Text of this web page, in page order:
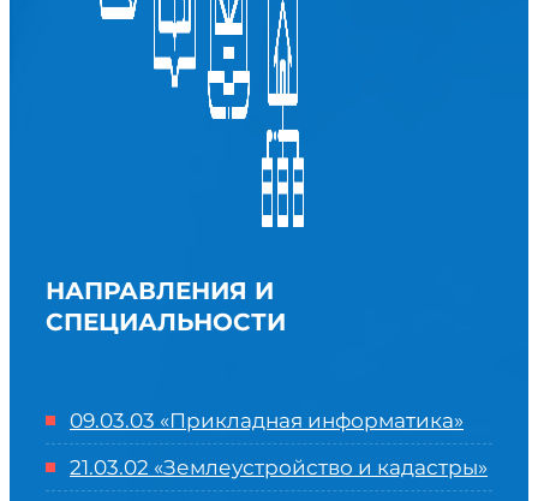
НАПРАВЛЕНИЯ И
СПЕЦИАЛЬНОСТИ
09.03.03 «Прикладная информатика»
21.03.02 «Землеустройство и кадастры»